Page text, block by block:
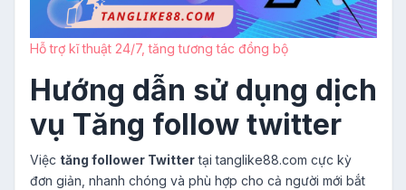
Hỗ trợ kĩ thuật 24/7, tăng tương tác đồng bộ
Hướng dẫn sử dụng dịch
vụ Tăng follow twitter
Việc tăng follower Twittertại tanglike88.com cực kỳ
đơn giản, nhanh chóng và phù hợp cho cả người mới bắt